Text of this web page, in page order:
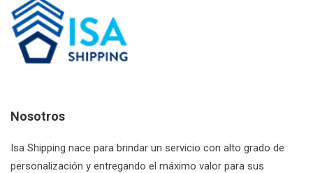
Nosotros
Isa Shipping nace para brindar un servicio con alto grado de
personalización y entregando el máximo valor para sus